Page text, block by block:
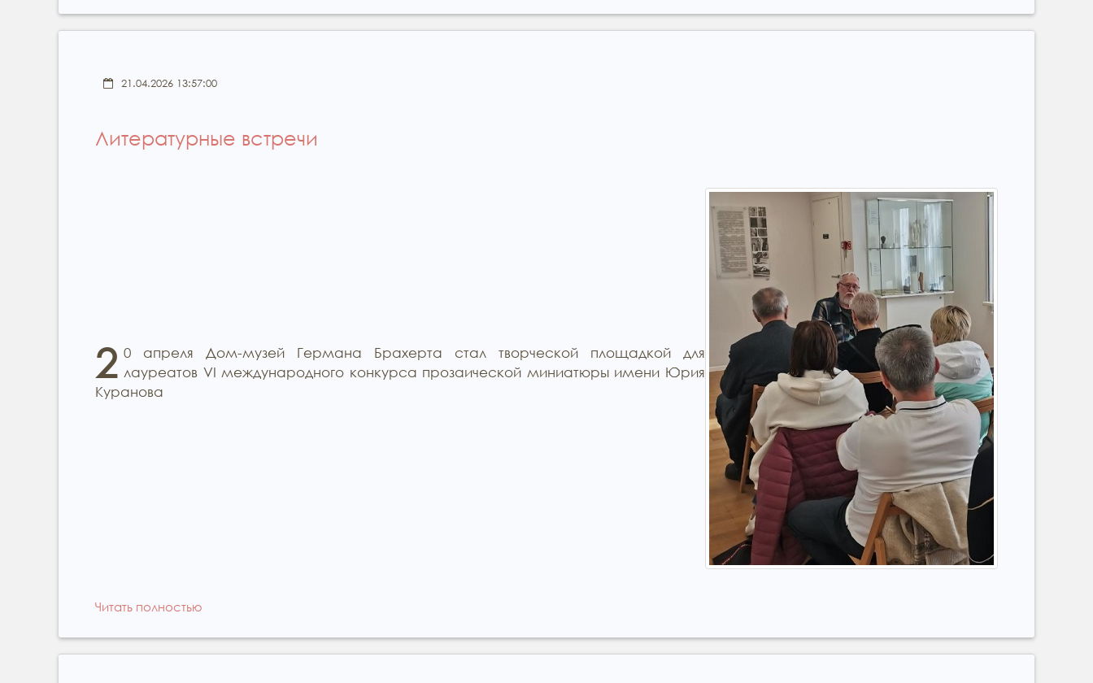
21.04.2026 13:57:00
Литературные встречи
2 0 апреля Дом-музей Германа Брахерта стал творческой площадкой для
лауреатов VI международного конкурса прозаической миниатюры имени Юрия
Куранова
Читать полностью